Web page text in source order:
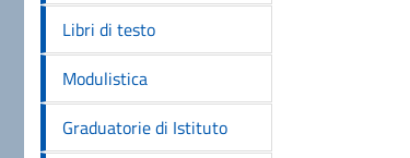
Libri di testo
Modulistica
Graduatorie di Istituto